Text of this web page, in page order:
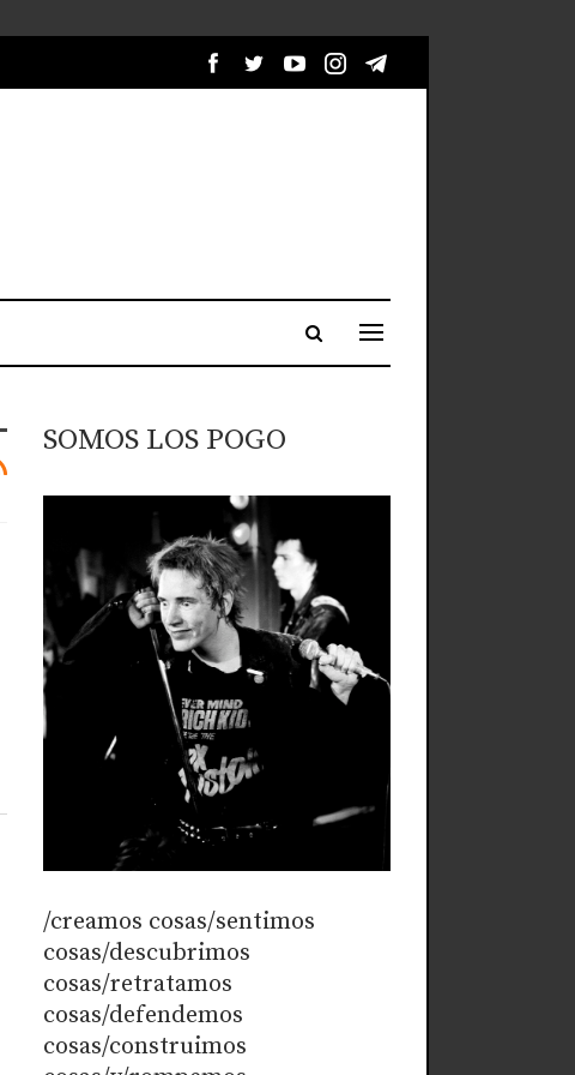
SOMOS LOS POGO
/creamos cosas/sentimos
cosas/descubrimos
cosas/retratamos
cosas/defendemos
cosas/construimos